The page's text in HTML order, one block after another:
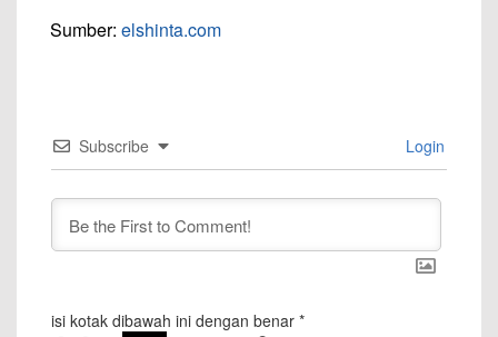
Sumber: elshinta.com
Subscribe Login
isi kotak dibawah ini dengan benar *